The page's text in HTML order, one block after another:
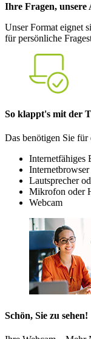
Ihre Fragen, unsere
Unser Format eignet
für persönliche
So klappt's mit der
Das benötigen Sie für
Internetfähiges
Lautsprecher
Mikrofon oder
Webcam
Schön, Sie zu sehen!